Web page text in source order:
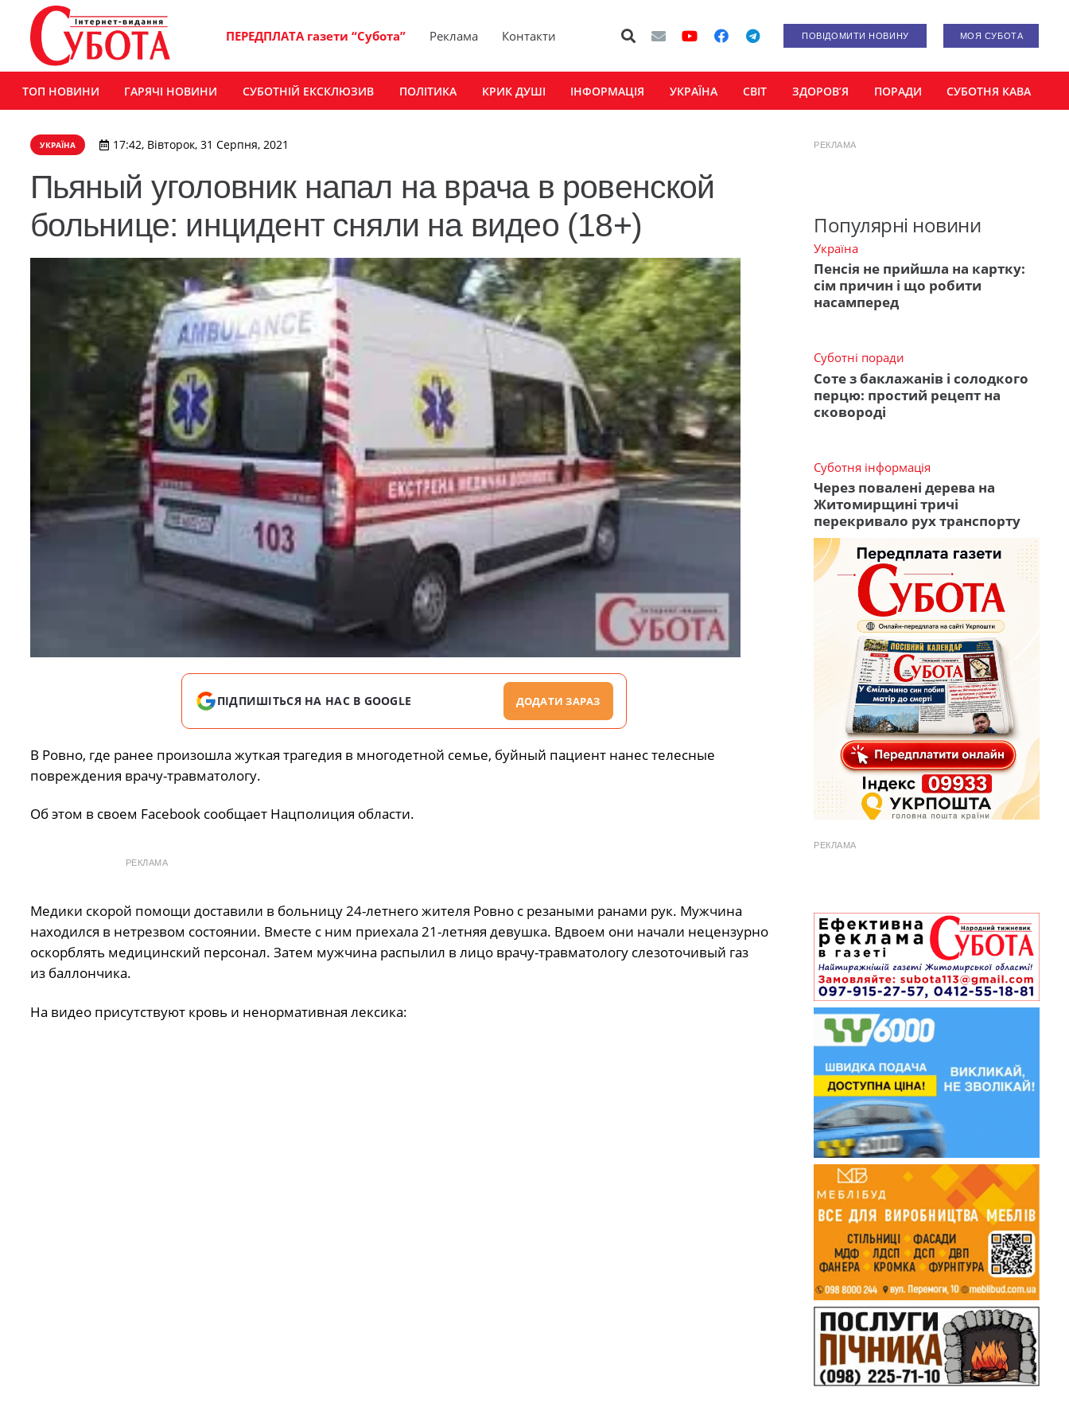
ПЕРЕДПЛАТА газети “Субота” Реклама Контакти ПОВІДОМИТИ НОВИНУ МОЯ СУБОТА
ТОП НОВИНИ ГАРЯЧІ НОВИНИ СУБОТНІЙ ЕКСКЛЮЗИВ ПОЛІТИКА КРИК ДУШІ ІНФОРМАЦІЯ УКРАЇНА СВІТ ЗДОРОВ’Я ПОРАДИ СУБОТНЯ КАВА
УКРАЇНА 17:42, Вівторок, 31 Серпня, 2021
Пьяный уголовник напал на врача в ровенской
больнице: инцидент сняли на видео (18+)
ПІДПИШІТЬСЯ НА НАС В GOOGLE ДОДАТИ ЗАРАЗ
В Ровно, где ранее произошла жуткая трагедия в многодетной семье, буйный пациент нанес телесные
повреждения врачу-травматологу.
Об этом в своем Facebook сообщает Нацполиция области.
РЕКЛАМА
Медики скорой помощи доставили в больницу 24-летнего жителя Ровно с резаными ранами рук. Мужчина
находился в нетрезвом состоянии. Вместе с ним приехала 21-летняя девушка. Вдвоем они начали нецензурно
оскорблять медицинский персонал. Затем мужчина распылил в лицо врачу-травматологу слезоточивый газ
из баллончика.
На видео присутствуют кровь и ненормативная лексика:
РЕКЛАМА
Популярні новини
Україна
Пенсія не прийшла на картку:
сім причин і що робити
насамперед
Суботні поради
Соте з баклажанів і солодкого
перцю: простий рецепт на
сковороді
Суботня інформація
Через повалені дерева на
Житомирщині тричі
перекривало рух транспорту
РЕКЛАМА